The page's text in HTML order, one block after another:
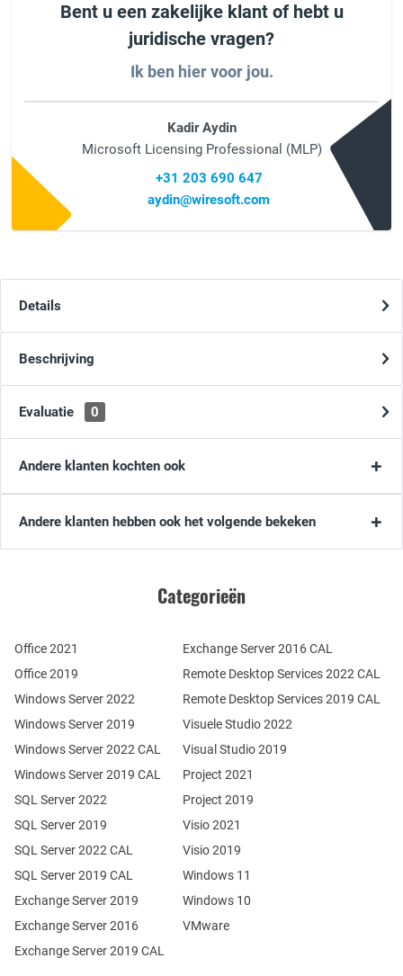
Bent u een zakelijke klant of hebt u
juridische vragen?
Ik ben hier voor jou.
Kadir Aydin
Microsoft Licensing Professional (MLP)
+31 203 690 647
aydin@wiresoft.com
Details
Beschrijving
Evaluatie 0
Andere klanten kochten ook
Andere klanten hebben ook het volgende bekeken
Categorieën
Office 2021
Office 2019
Windows Server 2022
Windows Server 2019
Exchange Server 2019
Exchange Server 2016
SQL Server 2022
SQL Server 2019
Windows Server 2022 CAL
Windows Server 2019 CAL
SQL Server 2022 CAL
SQL Server 2019 CAL
Remote Desktop Services 2022 CAL
Remote Desktop Services 2019 CAL
Exchange Server 2019 CAL
Exchange Server 2016 CAL
Visuele Studio 2022
Visual Studio 2019
Project 2021
Project 2019
Visio 2021
Visio 2019
Windows 11
Windows 10
VMware